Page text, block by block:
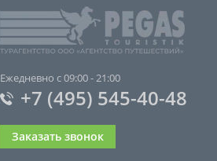
Ежедневно с 09:00 - 21:00
+7 (495) 545-40-48
Заказать звонок